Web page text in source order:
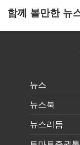
함께 볼만한 뉴
뉴스
뉴스북
뉴스리듬